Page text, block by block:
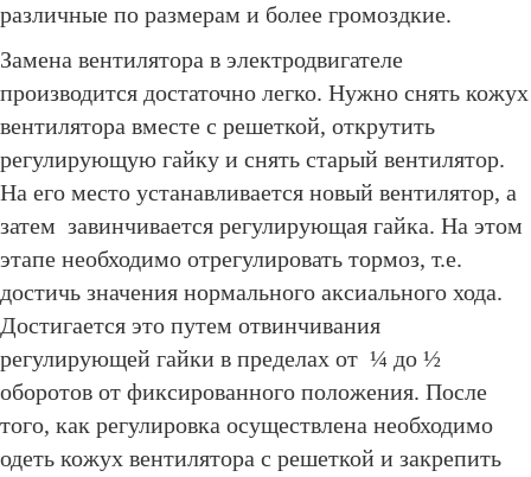
различные по размерам и более громоздкие.
Замена вентилятора в электродвигателе
производится достаточно легко. Нужно снять кожух
вентилятора вместе с решеткой, открутить
регулирующую гайку и снять старый вентилятор.
На его место устанавливается новый вентилятор, а
затем завинчивается регулирующая гайка. На этом
этапе необходимо отрегулировать тормоз, т.е.
достичь значения нормального аксиального хода.
Достигается это путем отвинчивания
регулирующей гайки в пределах от ¼ до ½
оборотов от фиксированного положения. После
того, как регулировка осуществлена необходимо
одеть кожух вентилятора с решеткой и закрепить